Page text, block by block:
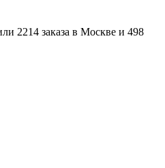
2214 заказа в Москве и 498